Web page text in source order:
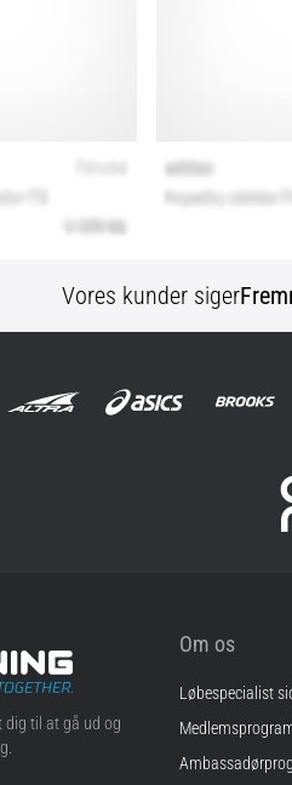
Vores kunder siger
dig til at gå ud og
Om os
Løbespecialist